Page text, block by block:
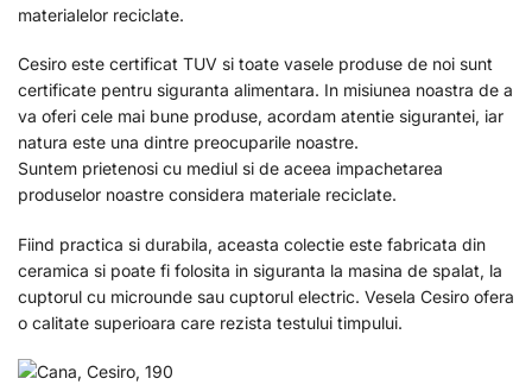
materialelor reciclate.
Cesiro este certificat TUV si toate vasele produse de noi sunt
certificate pentru siguranta alimentara. In misiunea noastra de a
va oferi cele mai bune produse, acordam atentie sigurantei, iar
natura este una dintre preocuparile noastre.
Suntem prietenosi cu mediul si de aceea impachetarea
produselor noastre considera materiale reciclate.
Fiind practica si durabila, aceasta colectie este fabricata din
ceramica si poate fi folosita in siguranta la masina de spalat, la
cuptorul cu microunde sau cuptorul electric. Vesela Cesiro ofera
o calitate superioara care rezista testului timpului.